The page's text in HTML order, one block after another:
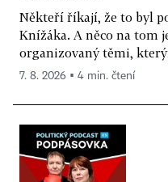
Někteří říkají, že to byl
Knížáka. A něco na tom
organizovaný těmi,
7. 8. 2026 ▪ 4 min. čtení